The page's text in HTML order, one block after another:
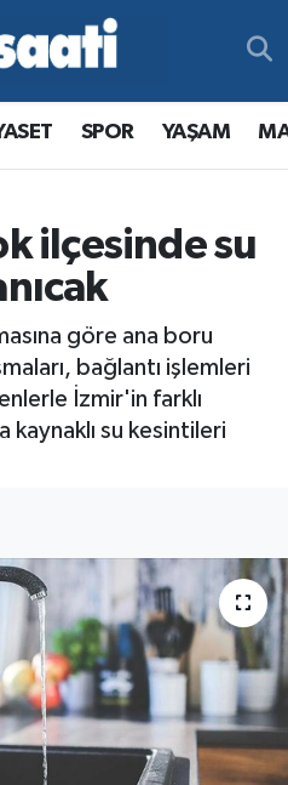
SPOR YAŞAM
ilçesinde su
göre ana boru
bağlantı işlemleri
İzmir'in farklı
kaynaklı su kesintileri